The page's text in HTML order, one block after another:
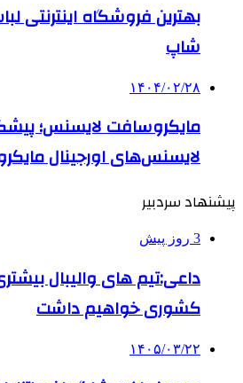
بهترین فروشگاه اینترنتی
شاپ
۱۴۰۴/۰۲/۲۸
مایکروسافت لایسنس؛
لایسنس‌های اورجینال
پیشنهاد سردبیر
3 روز پیش
داعی:تیم های والیبال
کشوری خواهیم داشت
۱۴۰۵/۰۳/۲۲